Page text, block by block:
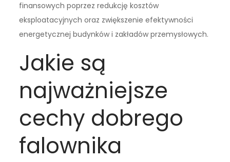
finansowych poprzez redukcję kosztów
eksploatacyjnych oraz zwiększenie efektywności
energetycznej budynków i zakładów przemysłowych.
Jakie są
najważniejsze
cechy dobrego
falownika